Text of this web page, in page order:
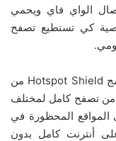
الواي فاي ويحمي
كي تستطيع تصفح
يستخدم الملايين من الناس عبر العالم برنامج Hotspot Shield من
من تصفح كامل لمختلف
المواقع المحظورة في
أنترنت كامل بدون